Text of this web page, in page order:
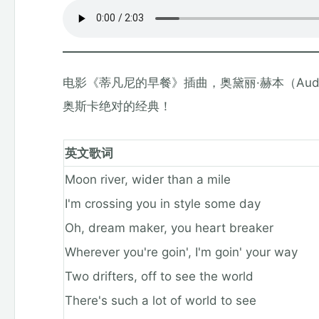
电影《蒂凡尼的早餐》插曲，奥黛丽·赫本（
奥斯卡绝对的经典！
英文歌词
Moon river, wider than a mile
I'm crossing you in style some day
Oh, dream maker, you heart breaker
Wherever you're goin', I'm goin' your way
Two drifters, off to see the world
There's such a lot of world to see